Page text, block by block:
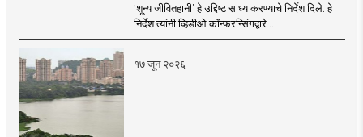
शिंदे
‘शून्य जीवितहानी’ हे उद्दिष्ट साध्य करण्याचे निर्देश दिले. हे
निर्देश त्यांनी व्हिडीओ कॉन्फरन्सिंगद्वारे ..
१७ जून २०२६